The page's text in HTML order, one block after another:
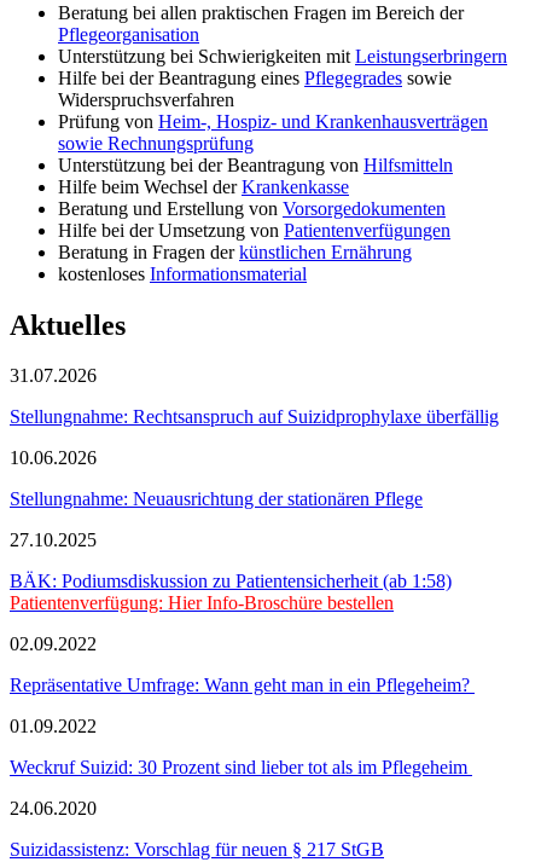
Beratung bei allen praktischen Fragen im Bereich der
Pflegeorganisation
Unterstützung bei Schwierigkeiten mit Leistungserbringern
Hilfe bei der Beantragung eines Pflegegrades sowie
Widerspruchsverfahren
Prüfung von Heim-, Hospiz- und Krankenhausverträgen
sowie Rechnungsprüfung
Unterstützung bei der Beantragung von Hilfsmitteln
Hilfe beim Wechsel derKrankenkasse
Beratung und Erstellung von Vorsorgedokumenten
Hilfe bei der Umsetzung von Patientenverfügungen
Beratung in Fragen derkünstlichen Ernährung
kostenloses Informationsmaterial
Aktuelles
31.07.2026
Stellungnahme: Rechtsanspruch auf Suizidprophylaxe überfällig
10.06.2026
Stellungnahme: Neuausrichtung der stationären Pflege
27.10.2025
BÄK: Podiumsdiskussion zu Patientensicherheit (ab 1:58)
Patientenverfügung: Hier Info-Broschüre bestellen
02.09.2022
Repräsentative Umfrage: Wann geht man in ein Pflegeheim?
01.09.2022
Weckruf Suizid: 30 Prozent sind lieber tot als im Pflegeheim
24.06.2020
Suizidassistenz: Vorschlag für neuen § 217 StGB